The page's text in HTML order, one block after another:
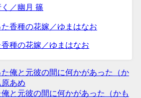
／幽月 篠
種の花嫁／ゆまはなお
と元彼の間に何かがあった（かも